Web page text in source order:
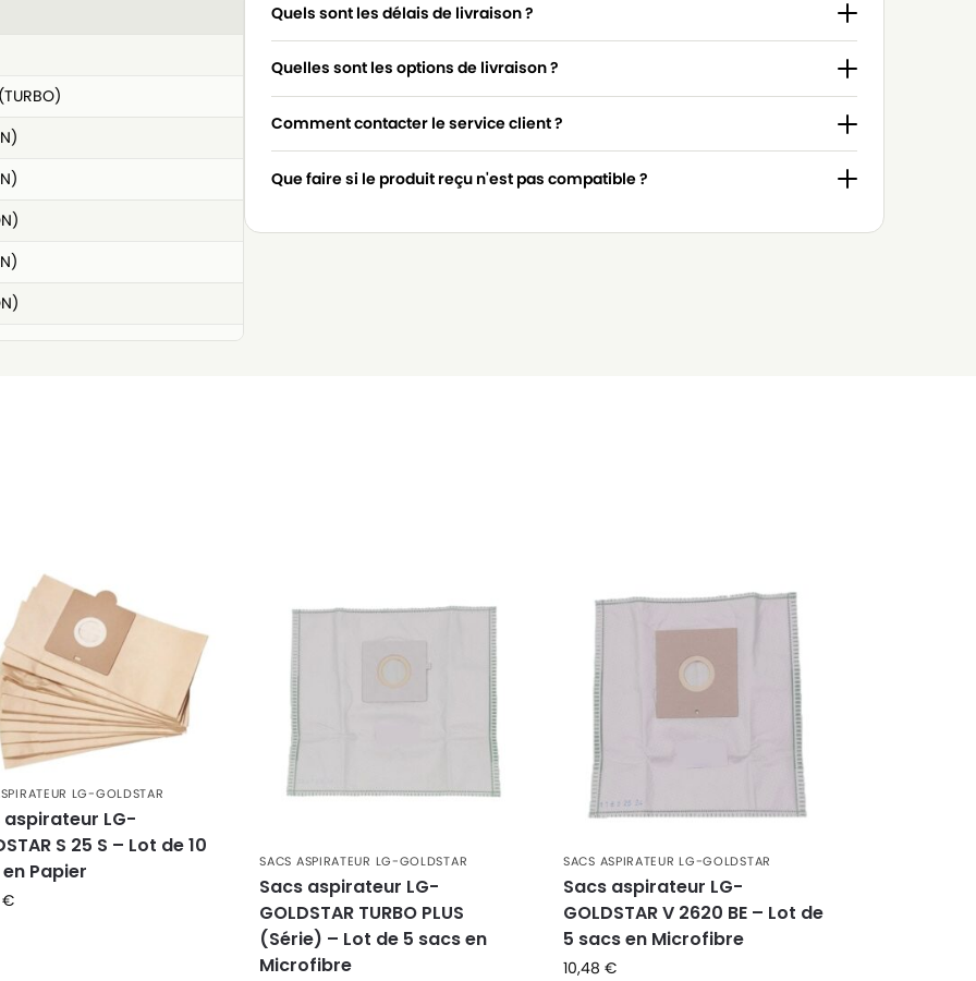
Quels sont les délais de livraison ?
Quelles sont les options de livraison ?
Comment contacter le service client ?
Que faire si le produit reçu n'est pas compatible ?
LG-GOLDSTAR
aspirateur LG-
S 25 S – Lot de 10
Papier
€
SACS ASPIRATEUR LG-GOLDSTAR
Sacs aspirateur LG-
GOLDSTAR TURBO PLUS
(Série) – Lot de 5 sacs en
Microfibre
SACS ASPIRATEUR LG-GOLDSTAR
Sacs aspirateur LG-
GOLDSTAR V 2620 BE – Lot de
5 sacs en Microfibre
10,48€